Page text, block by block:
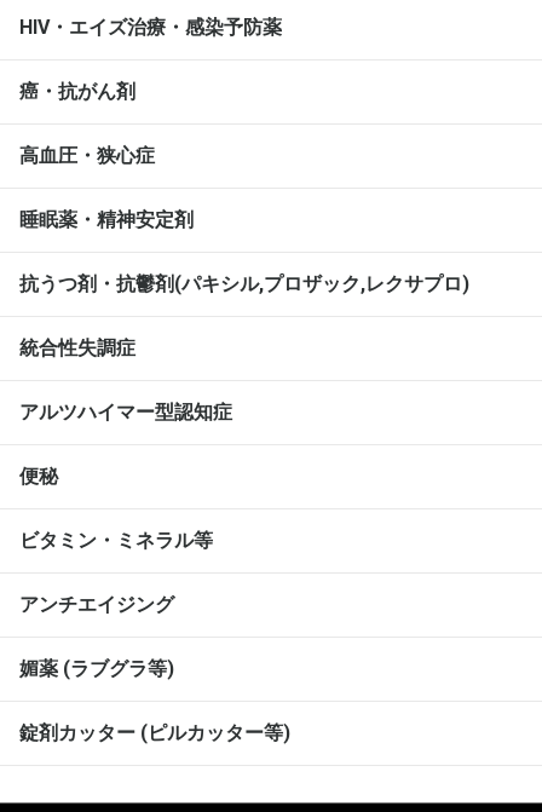
HIV・エイズ治療・感染予防薬
癌・抗がん剤
高血圧・狭心症
睡眠薬・精神安定剤
抗うつ剤・抗鬱剤(パキシル,プロザック,レクサプロ)
統合性失調症
アルツハイマー型認知症
便秘
ビタミン・ミネラル等
アンチエイジング
媚薬 (ラブグラ等)
錠剤カッター (ピルカッター等)